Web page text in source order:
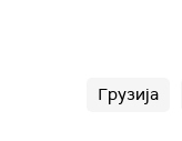
Грузија